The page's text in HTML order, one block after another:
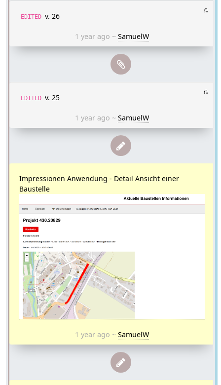
⎌
EDITED v. 26
1 year ago ~ SamuelW
⎌
EDITED v. 25
1 year ago ~ SamuelW
Impressionen Anwendung - Detail Ansicht einer
Baustelle
1 year ago ~ SamuelW